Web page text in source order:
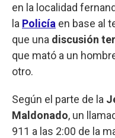
en la localidad
la Policía en base al
que una discusión
que mató a un
otro.
Según el parte de la
Maldonado, un
911 a las 2:00 de la